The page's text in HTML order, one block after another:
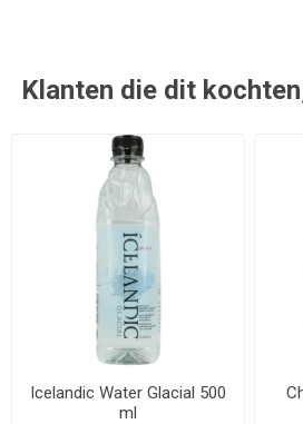
Klanten die dit
Icelandic Water Glacial 500
ml